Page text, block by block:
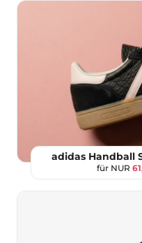
adidas Handball
für NUR